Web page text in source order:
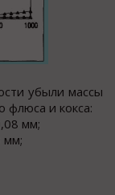
убыли массы
флюса и кокса:
мм;
мм;